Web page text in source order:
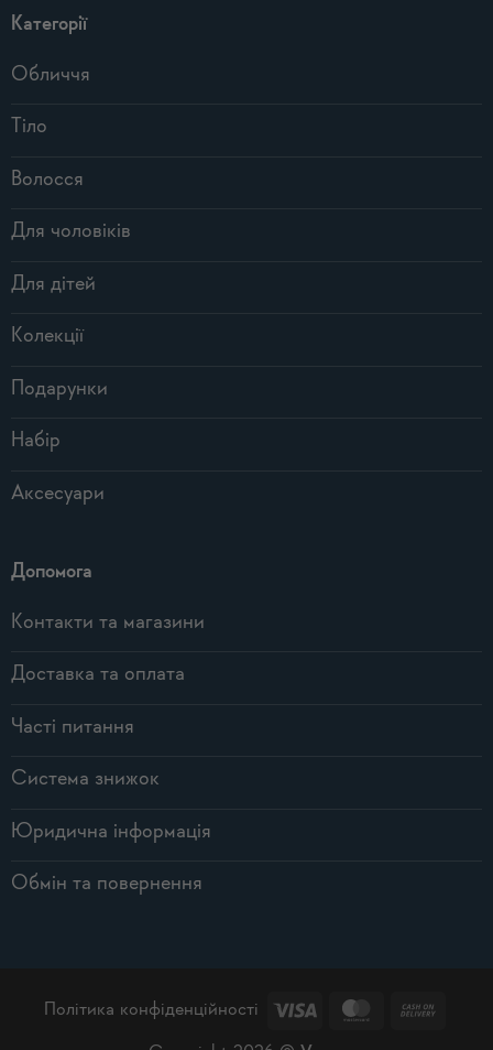
Категорії
Обличчя
Тіло
Волосся
Для чоловіків
Для дітей
Колекції
Подарунки
Набір
Аксесуари
Допомога
Контакти та магазини
Доставка та оплата
Часті питання
Система знижок
Юридична інформація
Обмін та повернення
Політика конфіденційності Visa MasterCard